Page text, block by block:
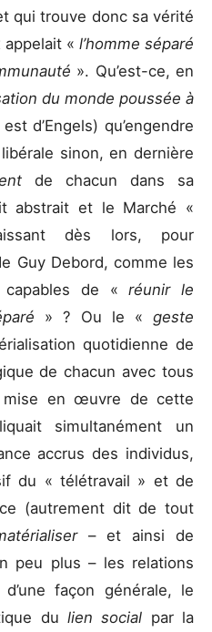
qui trouve donc sa vérité
« l’homme séparé
». Qu’est-ce, en
du monde poussée à
d’Engels) qu’engendre
sinon, en dernière
de chacun dans sa
abstrait et le Marché «
dès lors, pour
Guy Debord, comme les
capables de «réunir le
» ? Ou le « geste
quotidienne de
de chacun avec tous
mise en œuvre de cette
simultanément un
accrus des individus,
du « télétravail » et de
(autrement dit de tout
– et ainsi de
peu plus – les relations
façon générale, le
du lien social par la